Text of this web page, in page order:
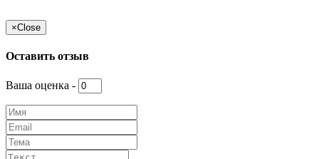
×Close
Оставить отзыв
Ваша оценка -